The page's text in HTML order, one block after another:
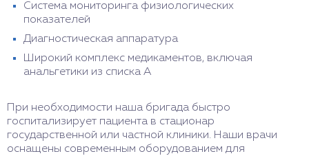
Система мониторинга физиологических
показателей
Диагностическая аппаратура
Широкий комплекс медикаментов, включая
анальгетики из списка А
При необходимости наша бригада быстро
госпитализирует пациента в стационар
государственной или частной клиники. Наши врачи
оснащены современным оборудованием для